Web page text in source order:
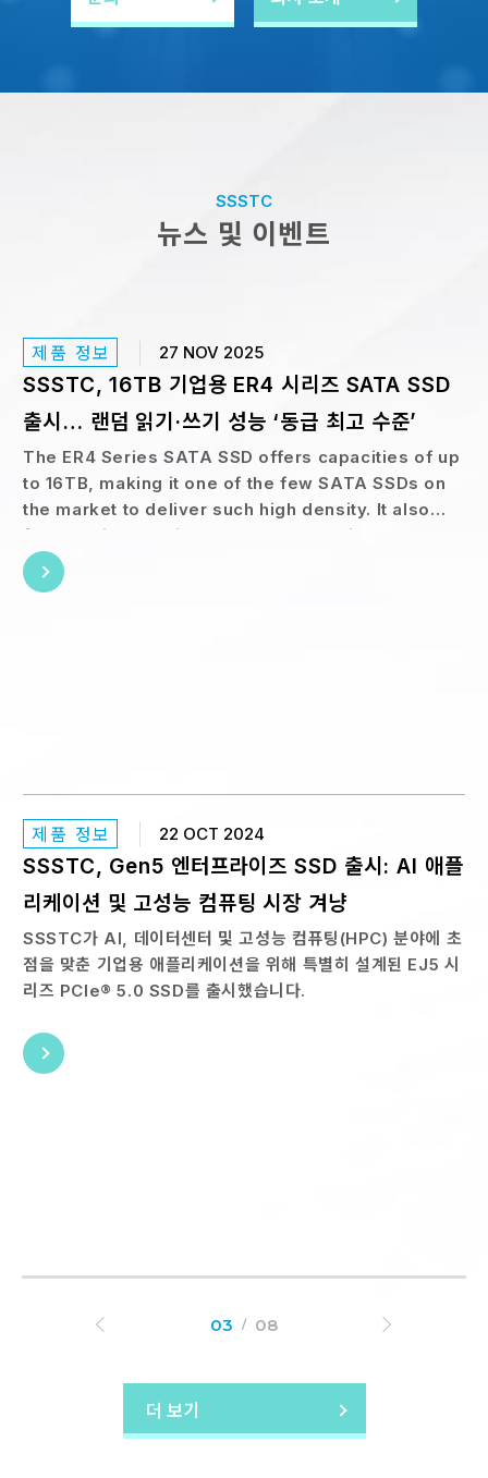
SSSTC
뉴스 및 이벤트
품질 BiCS FLASH™ 5세대 3D TLC 플래시 메모리를 사용하
제품 정보 27 NOV 2025
SSSTC, 16TB 기업용 ER4 시리즈 SATA SSD
출시… 랜덤 읽기·쓰기 성능 ‘동급 최고 수준’
The ER4 Series SATA SSD offers capacities of up
to 16TB, making it one of the few SATA SSDs on
the market to deliver such high density. It also
features impressive random read/write
performance of 98K / 30K IOPS,
제품 정보 22 OCT 2024
SSSTC, Gen5 엔터프라이즈 SSD 출시: AI 애플
리케이션 및 고성능 컴퓨팅 시장 겨냥
SSSTC가 AI, 데이터센터 및 고성능 컴퓨팅(HPC) 분야에 초
점을 맞춘 기업용 애플리케이션을 위해 특별히 설계된 EJ5 시
리즈 PCIe® 5.0 SSD를 출시했습니다.
제품 정보 19 AUG 2025
PCIe® 5.0 인터페이스를 탑재한 세계 최초의 산
업용 M. 2 SSD 출시
주류M.2 2280 사양으로 512 GB, 1 TB, 2 TB, 4 TB 등 다
양한 용량 옵션을 제공합니다.
03 08
더 보기